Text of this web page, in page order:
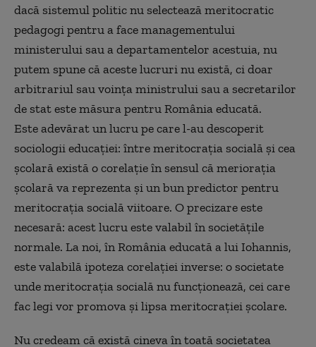
dacă sistemul politic nu selectează meritocratic
pedagogi pentru a face managementului
ministerului sau a departamentelor acestuia, nu
putem spune că aceste lucruri nu există, ci doar
arbitrariul sau voința ministrului sau a secretarilor
de stat este măsura pentru România educată.
Este adevărat un lucru pe care l-au descoperit
sociologii educației: între meritocrația socială și cea
școlară există o corelație în sensul că meriorația
școlară va reprezenta și un bun predictor pentru
meritocrația socială viitoare. O precizare este
necesară: acest lucru este valabil în societățile
normale. La noi, în România educată a lui Iohannis,
este valabilă ipoteza corelației inverse: o societate
unde meritocrația socială nu funcționează, cei care
fac legi vor promova și lipsa meritocrației școlare.
Nu credeam că există cineva în toată societatea